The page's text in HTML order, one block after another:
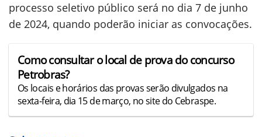
processo seletivo público será no dia 7 de junho
de 2024, quando poderão iniciar as convocações.
Como consultar o local de prova do concurso
Petrobras?
Os locais e horários das provas serão divulgados na
sexta-feira, dia 15 de março, no site do Cebraspe.